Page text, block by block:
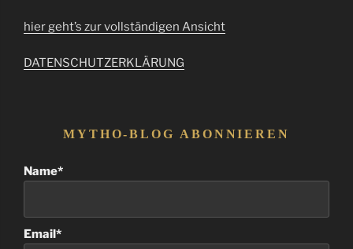
hier geht’s zur vollständigen Ansicht
DATENSCHUTZERKLÄRUNG
MYTHO-BLOG ABONNIEREN
Name*
Email*